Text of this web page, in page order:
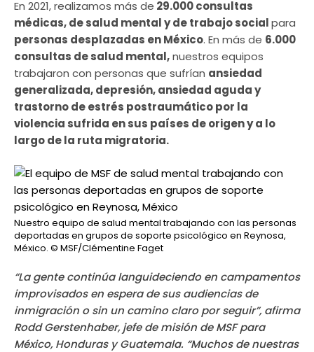
En 2021, realizamos más de 29.000 consultas
médicas, de salud mental y de trabajo socialpara
personas desplazadas en México. En más de 6.000
consultas de salud mental,nuestros equipos
trabajaron con personas que sufrían ansiedad
generalizada, depresión, ansiedad aguda y
trastorno de estrés postraumático por la
violencia sufrida en sus países de origen y a lo
largo de la ruta migratoria.
Nuestro equipo de salud mental trabajando con las personas
deportadas en grupos de soporte psicológico en Reynosa,
México. © MSF/Clémentine Faget
“La gente continúa languideciendo en campamentos
improvisados ​​en espera de sus audiencias de
inmigración o sin un camino claro por seguir”, afirma
Rodd Gerstenhaber, jefe de misión de MSF para
México, Honduras y Guatemala. “Muchos de nuestras